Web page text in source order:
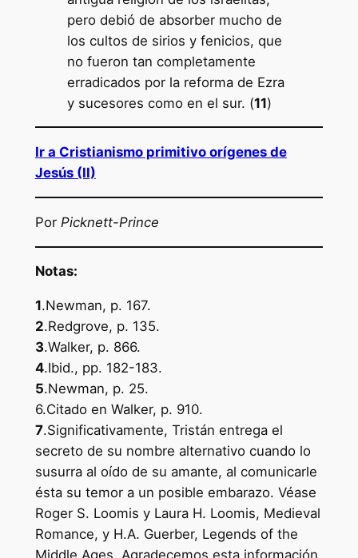
pero debió de absorber mucho de
los cultos de sirios y fenicios, que
no fueron tan completamente
erradicados por la reforma de Ezra
y sucesores como en el sur. (11)
Ir a Cristianismo primitivo orígenes de
Jesús (II)
Por Picknett-Prince
Notas:
1.Newman, p. 167.
2.Redgrove, p. 135.
3.Walker, p. 866.
4.Ibid., pp. 182-183.
5.Newman, p. 25.
6.Citado en Walker, p. 910.
7.Significativamente, Tristán entrega el
secreto de su nombre alternativo cuando lo
susurra al oído de su amante, al comunicarle
ésta su temor a un posible embarazo. Véase
Roger S. Loomis y Laura H. Loomis, Medieval
Romance, y H.A. Guerber, Legends of the